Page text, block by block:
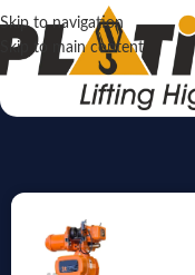
Skip to navigation
Skip to main content